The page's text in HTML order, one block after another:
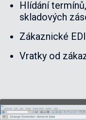
Hlídání
skladových
Zákaznické EDI
Vratky od